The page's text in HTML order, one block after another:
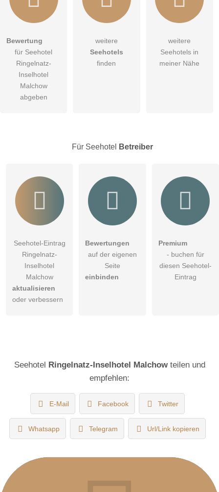
DieDatenschutzerklärung habe ich zur Kenntnis genommen.
öffentliche Frage stellen
Hinweis:Bitte beachten Sie, öffentliche Fragen sind
Bewertung
für Seehotel
Ringelnatz-
Inselhotel
Malchow
abgeben
weitere
Seehotels
finden
weitere
Seehotels in
meiner Nähe
Für Seehotel Betreiber
Seehotel-Eintrag
Ringelnatz-
Inselhotel
Malchow
aktualisieren
oder verbessern
Bewertungen
auf der eigenen
Seite
einbinden
Premium
- buchen für
diesen Seehotel-
Eintrag
Seehotel Ringelnatz-Inselhotel Malchowteilen und
empfehlen:
E-Mail Facebook Twitter
Whatsapp Telegram Url/Link kopieren